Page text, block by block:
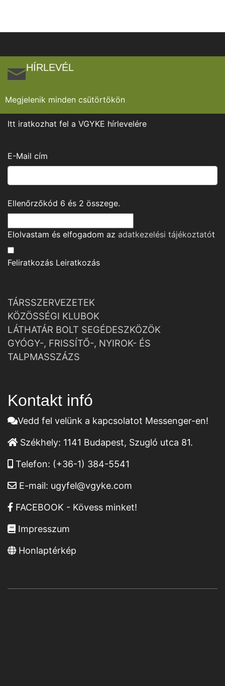
HÍRLEVÉL
Megjelenik minden csütörtökön
Itt iratkozhat fel a VGYKE hírlevelére
E-Mail cím
Ellenőrzőkód 6 és 2 összege.
Elolvastam és elfogadom az adatkezelési tájékoztatót
Feliratkozás Leiratkozás
TÁRSSZERVEZETEK
KÖZÖSSÉGI KLUBOK
LÁTHATÁR BOLT SEGÉDESZKÖZÖK
GYÓGY-, FRISSÍTŐ-, NYIROK- ÉS
TALPMASSZÁZS
Kontakt infó
Vedd fel velünk a kapcsolatot Messenger-en!
Székhely: 1141 Budapest, Szugló utca 81.
Telefon: (+36-1) 384-5541
E-mail: ugyfel@vgyke.com
FACEBOOK - Kövess minket!
Impresszum
Honlaptérkép